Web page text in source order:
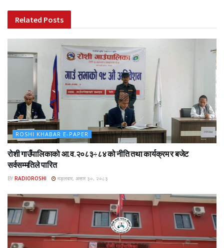
Related Posts
ROSHI KHABAR E-PAPER
रोशी गाउँपालिकाको आ.व.२०८३÷८४ को नीति तथा कार्यक्रम र बजेट
सर्वसम्मतिले पारित
BY RADIOROSHI मङ्लबार, असार ३०, २०८३